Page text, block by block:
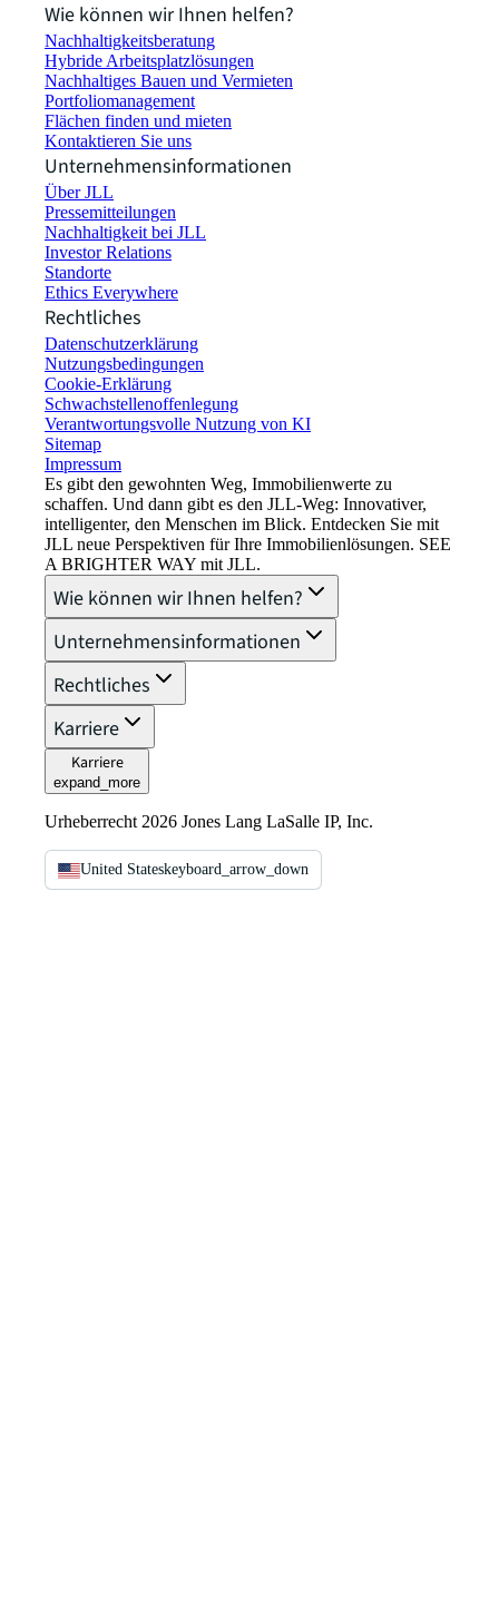
Wie können wir Ihnen helfen?
Nachhaltigkeitsberatung
Hybride Arbeitsplatzlösungen
Nachhaltiges Bauen und Vermieten
Portfoliomanagement
Flächen finden und mieten
Kontaktieren Sie uns
Unternehmensinformationen
Über JLL
Pressemitteilungen
Nachhaltigkeit bei JLL
Investor Relations
Standorte
Ethics Everywhere
Rechtliches
Datenschutzerklärung
Nutzungsbedingungen
Cookie-Erklärung
Schwachstellenoffenlegung
Verantwortungsvolle Nutzung von KI
Sitemap
Impressum​
Es gibt den gewohnten Weg, Immobilienwerte zu
schaffen. Und dann gibt es den JLL-Weg: Innovativer,
intelligenter, den Menschen im Blick. Entdecken Sie mit
JLL neue Perspektiven für Ihre Immobilienlösungen. SEE
A BRIGHTER WAY mit JLL.
Wie können wir Ihnen helfen?
Unternehmensinformationen
Rechtliches
Karriere
Karriere
expand_more
Urheberrecht 2026 Jones Lang LaSalle IP, Inc.
United Stateskeyboard_arrow_down